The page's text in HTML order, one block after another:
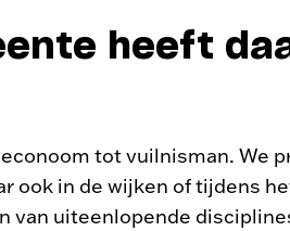
heeft
tot vuilnisman. We
ook in de wijken of tijdens
van uiteenlopende